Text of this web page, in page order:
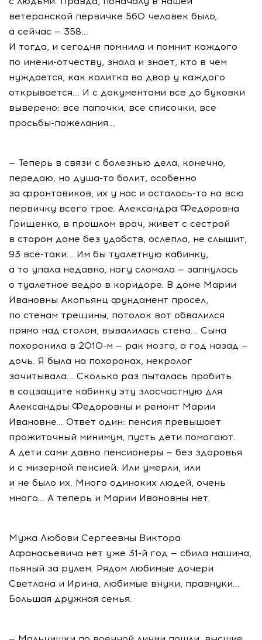
ветеранской первичке 560 человек было,
а сейчас — 358...
И тогда, и сегодня помнила и помнит каждого
по имени-отчеству, знала и знает, кто в чем
нуждается, как калитка во двор у каждого
открывается... И с документами все до буковки
выверено: все папочки, все списочки, все
просьбы-пожелания...
— Теперь в связи с болезнью дела, конечно,
передаю, но душа-то болит, особенно
за фронтовиков, их у нас и осталось-то на всю
первичку всего трое. Александра Федоровна
Грищенко, в прошлом врач, живет с сестрой
в старом доме без удобств, ослепла, не слышит,
93 все-таки... Им бы туалетную кабинку,
а то упала недавно, ногу сломала — запнулась
о туалетное ведро в коридоре. В доме Марии
Ивановны Акопьянц фундамент просел,
по стенам трещины, потолок вот обвалился
прямо над столом, вывалилась стена... Сына
похоронила в 2010-м — рак мозга, а год назад —
дочь. Я была на похоронах, некролог
зачитывала... Сколько раз пыталась пробить
в соцзащите кабинку эту злосчастную для
Александры Федоровны и ремонт Марии
Ивановне... Ответ один: пенсия превышает
прожиточный минимум, пусть дети помогают.
А дети сами давно пенсионеры — без здоровья
и с мизерной пенсией. Или умерли, или
и не было их. Много одиноких людей, очень
много... А теперь и Марии Ивановны нет.
Мужа Любови Сергеевны Виктора
Афанасьевича нет уже 31-й год — сбила машина,
пьяный за рулем. Рядом любимые дочери
Светлана и Ирина, любимые внуки, правнуки...
Большая дружная семья.